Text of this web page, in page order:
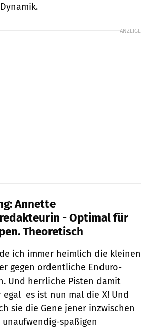
ANZEIGE
Annette
- Optimal für
Theoretisch
ich immer heimlich die kleinen
gegen ordentliche Enduro-
Und herrliche Pisten damit
 es ist nun mal die X! Und
sie die Gene jener inzwischen
spaßigen